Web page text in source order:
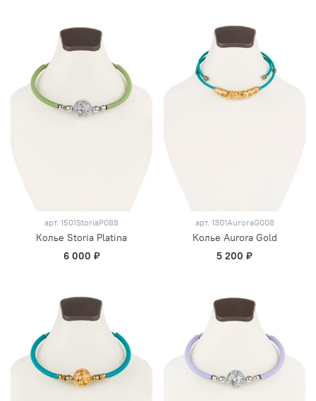
арт. 1501StoriaP088
Колье Storia Platina
6 000 ₽
арт. 1301AuroraG008
Колье Aurora Gold
5 200 ₽